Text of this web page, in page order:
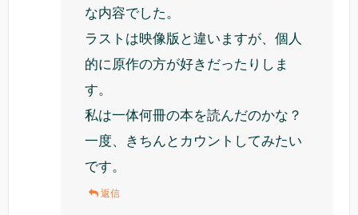
な内容でした。
ラストは映像版と違いますが、個人
的に原作の方が好きだったりしま
す。
私は一体何冊の本を読んだのかな？
一度、きちんとカウントしてみたい
です。
返信